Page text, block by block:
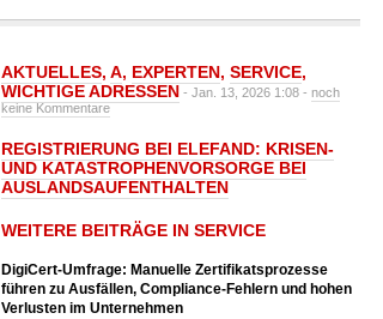
AKTUELLES, A, EXPERTEN, SERVICE,
WICHTIGE ADRESSEN - Jan. 13, 2026 1:08 - noch
keine Kommentare
REGISTRIERUNG BEI ELEFAND: KRISEN-
UND KATASTROPHENVORSORGE BEI
AUSLANDSAUFENTHALTEN
WEITERE BEITRÄGE IN SERVICE
DigiCert-Umfrage: Manuelle Zertifikatsprozesse
führen zu Ausfällen, Compliance-Fehlern und hohen
Verlusten im Unternehmen